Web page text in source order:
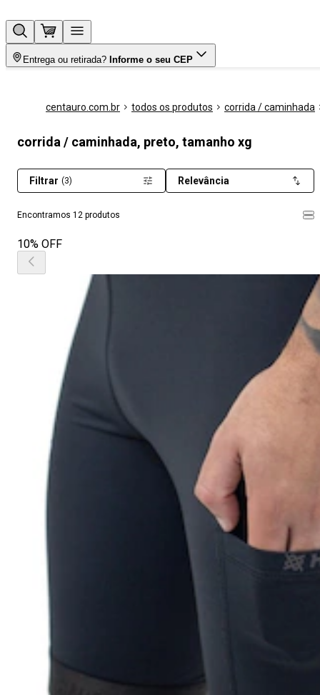
Entrega ou retirada? Informe o seu CEP
centauro.com.br todos os produtos corrida / caminhada
corrida / caminhada, preto, tamanho xg
Encontramos 12 produtos
Filtrar (3) Relevância
10% OFF